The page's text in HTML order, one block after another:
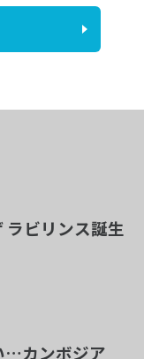
ラビリンス誕生
…カンボジア